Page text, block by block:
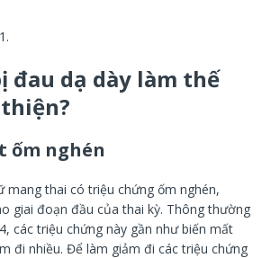
đau dạ dày làm thế
ốm nghén
mang thai có triệu chứng ốm nghén,
giai đoạn đầu của thai kỳ. Thông thường
các triệu chứng này gần như biến mất
đi nhiều. Để làm giảm đi các triệu chứng